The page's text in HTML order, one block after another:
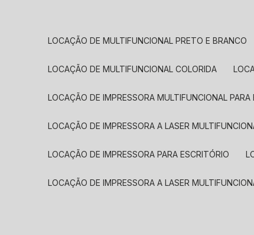
LOCAÇÃO DE MULTIFUNCIONAL PRETO E BRANCO
LOCAÇÃO DE MULTIFUNCIONAL COLORIDA
LOCAÇÃO DE IMPRESSORA MULTIFUNCIONAL PARA
LOCAÇÃO DE IMPRESSORA A LASER
LOCAÇÃO DE IMPRESSORA PARA ESCRITÓRIO
LOCAÇÃO DE IMPRESSORA A LASER